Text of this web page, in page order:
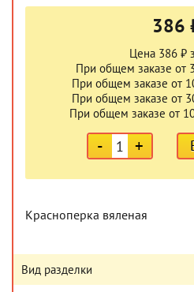
386
Цена 386 ₽
При общем заказе от
При общем заказе от
При общем заказе от
При общем заказе от
- +
Красноперка вяленая
Вид разделки